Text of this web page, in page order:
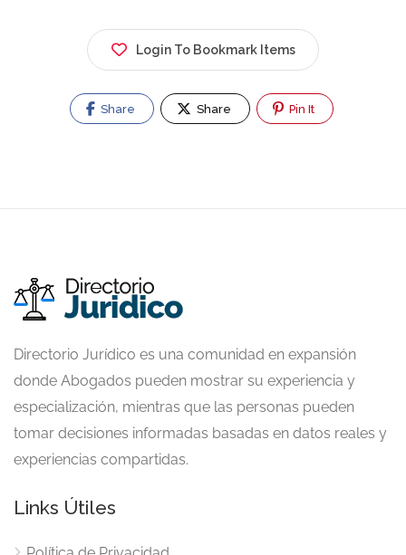
Login To Bookmark Items
Share Share Pin It
Directorio Jurídico es una comunidad en expansión
donde Abogados pueden mostrar su experiencia y
especialización, mientras que las personas pueden
tomar decisiones informadas basadas en datos reales y
experiencias compartidas.
Links Útiles